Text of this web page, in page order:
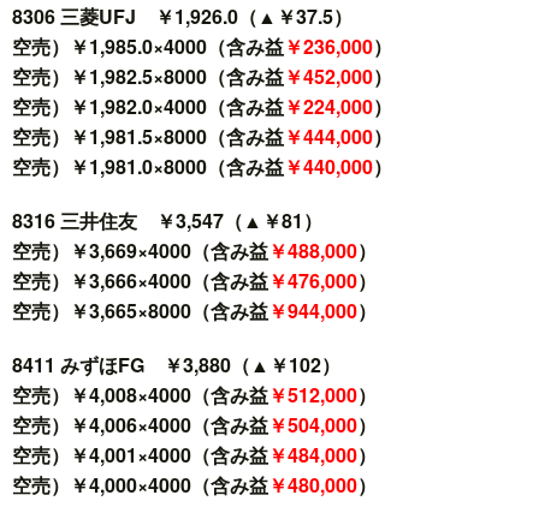
8306 三菱UFJ ￥1,926.0（▲￥37.5）
空売）￥1,985.0×4000（含み益￥236,000）
空売）￥1,982.5×8000（含み益￥452,000）
空売）￥1,982.0×4000（含み益￥224,000）
空売）￥1,981.5×8000（含み益￥444,000）
空売）￥1,981.0×8000（含み益￥440,000）
8316 三井住友 ￥3,547（▲￥81）
空売）￥3,669×4000（含み益￥488,000）
空売）￥3,666×4000（含み益￥476,000）
空売）￥3,665×8000（含み益￥944,000）
8411 みずほFG ￥3,880（▲￥102）
空売）￥4,008×4000（含み益￥512,000）
空売）￥4,006×4000（含み益￥504,000）
空売）￥4,001×4000（含み益￥484,000）
空売）￥4,000×4000（含み益￥480,000）